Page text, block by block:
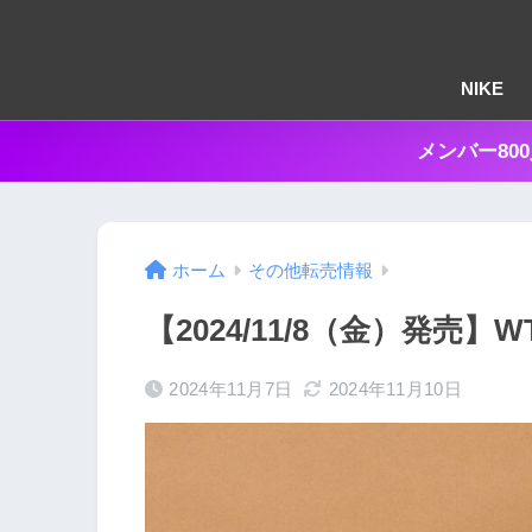
NIKE
メンバー
ホーム その他転売情報
【2024/11/8（金）発売】
2024年11月7日 2024年11月10日